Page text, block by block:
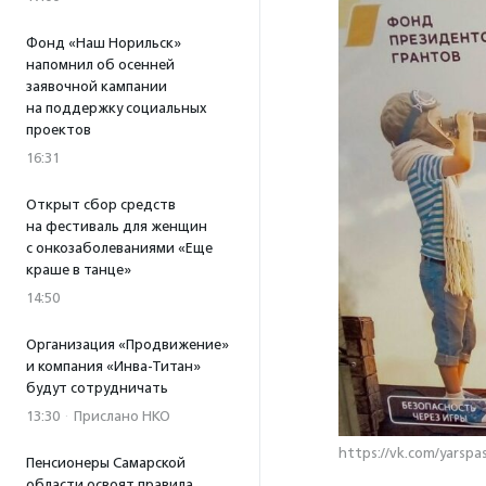
Фонд «Наш Норильск»
напомнил об осенней
заявочной кампании
на поддержку социальных
проектов
16:31
Открыт сбор средств
на фестиваль для женщин
с онкозаболеваниями «Еще
краше в танце»
14:50
Организация «Продвижение»
и компания «Инва-Титан»
будут сотрудничать
13:30 · Прислано НКО
Пенсионеры Самарской
https://vk.com/